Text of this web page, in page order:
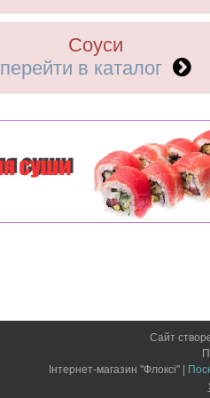
Соуси
перейти в каталог
Сайт